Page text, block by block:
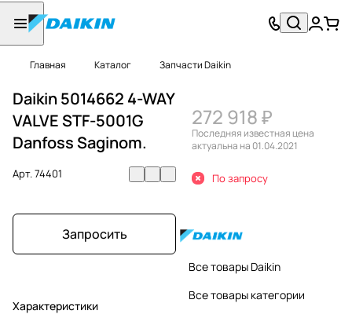
Главная Каталог Запчасти Daikin
Daikin 5014662 4-WAY
VALVE STF-5001G
Danfoss Saginom.
Арт.74401
Запросить
Характеристики
272 918 ₽
Последняя известная цена
актуальна на 01.04.2021
По запросу
Все товары Daikin
Все товары категории